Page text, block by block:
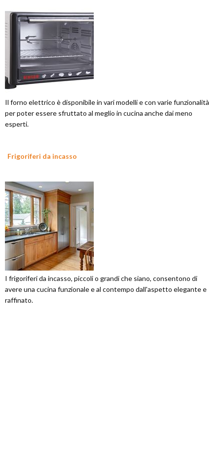
Il forno elettrico è disponibile in vari modelli e con varie funzionalità
per poter essere sfruttato al meglio in cucina anche dai meno
esperti.
Frigoriferi da incasso
I frigoriferi da incasso, piccoli o grandi che siano, consentono di
avere una cucina funzionale e al contempo dall'aspetto elegante e
raffinato.